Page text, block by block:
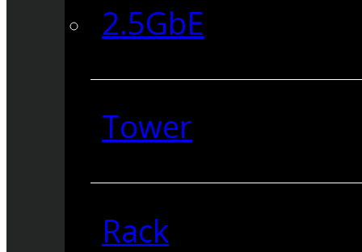
2.5GbE
Tower
Rack